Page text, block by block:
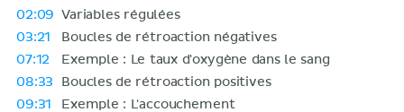
02:09
Variables régulées
03:21
Boucles de rétroaction négatives
07:12
Exemple : Le taux d'oxygène dans le sang
08:33
Boucles de rétroaction positives
09:31
Exemple : L'accouchement